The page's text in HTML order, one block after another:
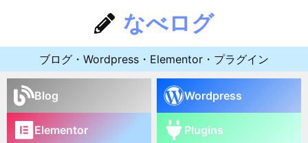
なべログ
ブログ・Wordpress・Elementor・プラグイン
Blog Wordpress
Elementor Plugins